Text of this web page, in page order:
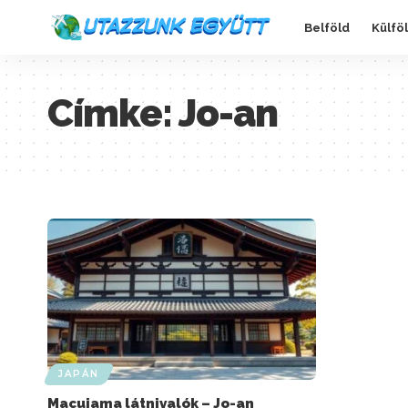
Belföld
Címke:Jo-an
JAPÁN
Macujama látnivalók – Jo-an